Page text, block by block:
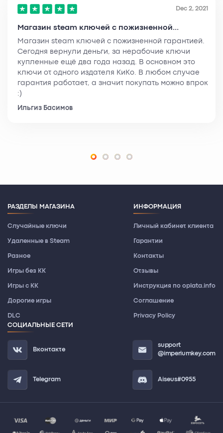
Dec 2, 2021
Магазин steam ключей с пожизненной...
Магазин steam ключей с пожизненной гарантией.
Сегодня вернули деньги, за нерабочие ключи
купленные ещё два года назад. В основном это
ключи от одного издателя КиКо. В любом случае
гарантия работает, а значит покупать можно впрок
:)
Ильгиз Басимов
РАЗДЕЛЫ МАГАЗИНА
Случайные ключи
Удаленные в Steam
Разное
Игры без КК
Игры с КК
Дорогие игры
DLC
ИНФОРМАЦИЯ
Личный кабинет клиента
Гарантии
Контакты
Отзывы
Инструкция по oplata.info
Соглашение
Privacy Policy
СОЦИАЛЬНЫЕ СЕТИ
Вконтакте
Telegram
support
@imperiumkey.com
Aiseus#0955